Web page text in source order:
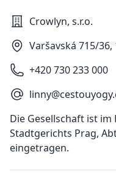
Crowlyn, s.r.o.
Varšavská 715/36,
+420 730 233 000
Die Gesellschaft ist
Stadtgerichts Prag,
eingetragen.